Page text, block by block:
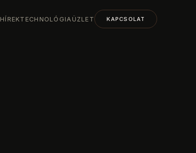
HÍREKTECHNOLÓGIA ÜZLET KAPCSOLAT